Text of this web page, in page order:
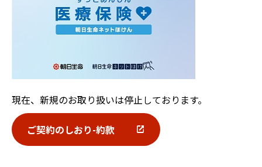
現在、新規のお取り扱いは停止しております。
ご契約のしおり-約款